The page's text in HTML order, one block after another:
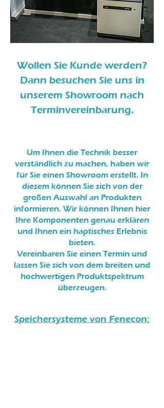
Wollen Sie Kunde werden?
Dann besuchen Sie uns in
unserem Showroom nach
Terminvereinbarung.
Um Ihnen die Technik besser
verständlich zu machen, haben wir
fürSie einen Showroom erstellt. In
diesem können Sie sich von der
großen Auswahl an Produkten
informieren. Wir können Ihnen hier
Ihre Komponenten genau erklären
und Ihnen ein haptisches Erlebnis
bieten.
Vereinbaren Sie einen Termin und
lassen Sie sich von dem breiten und
hochwertigen Produktspektrum
überzeugen.
Speichersysteme von Fenecon: